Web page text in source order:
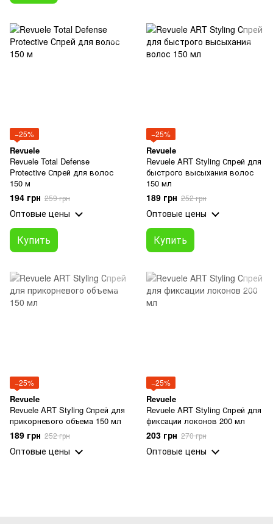
−25%
Revuele
Revuele Total Defense
Protective Спрей для волос
150 м
194 грн 259 грн
Оптовые цены
Купить
−25%
Revuele
Revuele ART Styling Спрей для
быстрого высыхания волос
150 мл
189 грн 252 грн
Оптовые цены
Купить
−25%
Revuele
Revuele ART Styling Спрей для
прикорневого объема 150 мл
189 грн 252 грн
Оптовые цены
−25%
Revuele
Revuele ART Styling Спрей для
фиксации локонов 200 мл
203 грн 270 грн
Оптовые цены